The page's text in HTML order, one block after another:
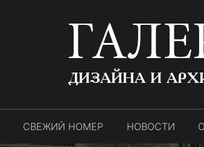
ДИЗАЙНА И
СВЕЖИЙ НОМЕР НОВОСТИ